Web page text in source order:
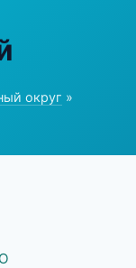
округ »